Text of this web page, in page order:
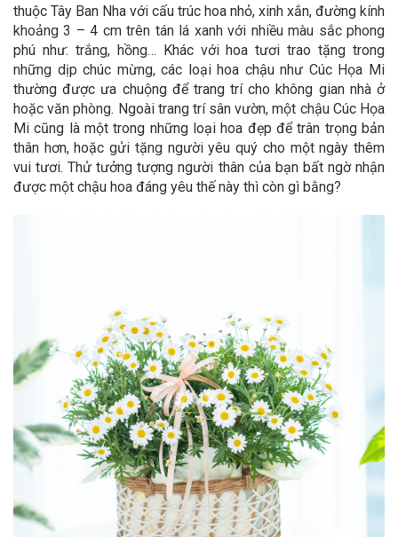
thuộc Tây Ban Nha với cấu trúc hoa nhỏ, xinh xắn, đường kính
khoảng 3 – 4 cm trên tán lá xanh với nhiều màu sắc phong
phú như: trắng, hồng… Khác với hoa tươi trao tặng trong
những dịp chúc mừng, các loại hoa chậu như Cúc Họa Mi
thường được ưa chuộng để trang trí cho không gian nhà ở
hoặc văn phòng. Ngoài trang trí sân vườn, một chậu Cúc Họa
Mi cũng là một trong những loại hoa đẹp để trân trọng bản
thân hơn, hoặc gửi tặng người yêu quý cho một ngày thêm
vui tươi. Thử tưởng tượng người thân của bạn bất ngờ nhận
được một chậu hoa đáng yêu thế này thì còn gì bằng?